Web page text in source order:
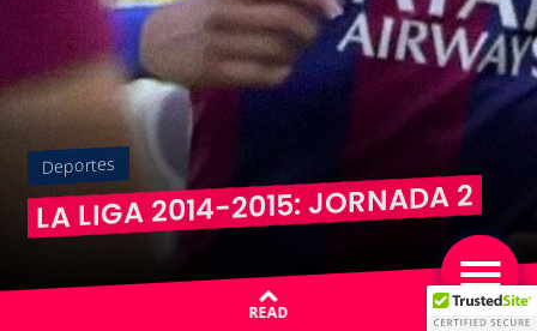
Deportes
LA LIGA 2014-2015: JORNADA 2
READ